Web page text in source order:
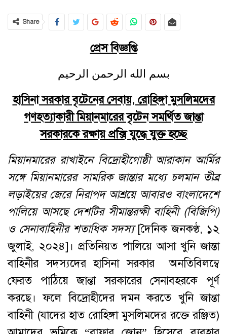
Share
প্রেস বিজ্ঞপ্তি
بسم الله الرحمن الرحيم
হাসিনা সরকার বৃটেনের সেবায়, রোহিঙ্গা মুসলিমদের
গণহত্যাকারী মিয়ানমারের বৃটেন সমর্থিত জান্তা
সরকারকে রক্ষায় প্রক্সি যুদ্ধে যুক্ত হচ্ছে
মিয়ানমারের রাখাইনে বিদ্রোহীগোষ্ঠী আরাকান আর্মির
সঙ্গে মিয়ানমারের সামরিক জান্তার মধ্যে চলমান তীব্র
লড়াইয়ের জেরে নিরাপদ আশ্রয়ে আবারও বাংলাদেশে
পালিয়ে আসছে দেশটির সীমান্তরক্ষী বাহিনী(বিজিপি)
ও সেনাবাহিনীর শতাধিক সদস্য[দৈনিক জনকণ্ঠ, ১২
জুলাই, ২০২৪]। প্রতিনিয়ত পালিয়ে আসা খুনি জান্তা
বাহিনীর সদস্যদের হাসিনা সরকার অনতিবিলম্বে
ফেরত পাঠিয়ে জান্তা সরকারের সেনাবহরকে পূর্ণ
করছে। ফলে বিদ্রোহীদের দমন করতে খুনি জান্তা
বাহিনী (যাদের হাত রোহিঙ্গা মুসলিমদের রক্তে রঞ্জিত)